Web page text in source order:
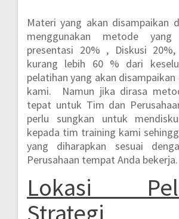
Materi yang akan disampaikan
menggunakan metode
presentasi 20% , Diskusi
kurang lebih 60 % dari
pelatihan yang akan
kami. Namun jika dirasa
tepat untuk Tim dan
perlu sungkan untuk
kepada tim training kami
yang diharapkan sesuai
Perusahaan tempat Anda bekerja.
Lokasi
Strategi